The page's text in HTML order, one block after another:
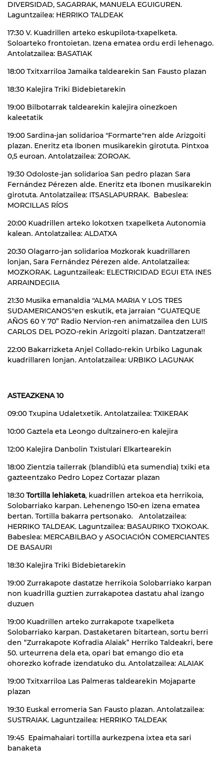
DIVERSIDAD, SAGARRAK, MANUELA EGUIGUREN.
Laguntzailea: HERRIKO TALDEAK
17:30 V. Kuadrillen arteko eskupilota-txapelketa.
Soloarteko frontoietan. Izena ematea ordu erdi lehenago.
Antolatzailea: BASATIAK
18:00 Txitxarriloa Jamaika taldearekin San Fausto plazan
18:30 Kalejira Triki Bidebietarekin
19:00 Bilbotarrak taldearekin kalejira oinezkoen
kaleetatik
19:00 Sardina-jan solidarioa "Formarte"ren alde Arizgoiti
plazan. Eneritz eta Ibonen musikarekin girotuta. Pintxoa
0,5 euroan. Antolatzailea: ZOROAK.
19:30 Odoloste-jan solidarioa San pedro plazan Sara
Fernández Pérezen alde. Eneritz eta Ibonen musikarekin
girotuta. Antolatzailea: ITSASLAPURRAK. Babeslea:
MORCILLAS RÍOS
20:00 Kuadrillen arteko lokotxen txapelketa Autonomia
kalean. Antolatzailea: ALDATXA
20:30 Olagarro-jan solidarioa Mozkorak kuadrillaren
lonjan, Sara Fernández Pérezen alde. Antolatzailea:
MOZKORAK. Laguntzaileak: ELECTRICIDAD EGUI ETA INES
ARRAINDEGIIA
21:30 Musika emanaldia "ALMA MARIA Y LOS TRES
SUDAMERICANOS"en eskutik, eta jarraian “GUATEQUE
AÑOS 60 Y 70” Radio Nervion-ren animatzailea den LUIS
CARLOS DEL POZO-rekin Arizgoiti plazan. Dantzatzera!!
22:00 Bakarrizketa Anjel Collado-rekin Urbiko Lagunak
kuadrillaren lonjan. Antolatzailea: URBIKO LAGUNAK
ASTEAZKENA 10
09:00 Txupina Udaletxetik. Antolatzailea: TXIKERAK
10:00 Gaztela eta Leongo dultzainero-en kalejira
12:00 Kalejira Danbolin Txistulari Elkartearekin
18:00 Zientzia tailerrak (blandiblú eta sumendia) txiki eta
gazteentzako Pedro Lopez Cortazar plazan
18:30 Tortilla lehiaketa, kuadrillen artekoa eta herrikoia,
Solobarriako karpan. Lehenengo 150-en izena ematea
bertan. Tortilla bakarra pertsonako. Antolatzailea:
HERRIKO TALDEAK. Laguntzailea: BASAURIKO TXOKOAK.
Babeslea: MERCABILBAO y ASOCIACIÓN COMERCIANTES
DE BASAURI
18:30 Kalejira Triki Bidebietarekin
19:00 Zurrakapote dastatze herrikoia Solobarriako karpan
non kuadrilla guztien zurrakapotea dastatu ahal izango
duzuen
19:00 Kuadrillen arteko zurrakapote txapelketa
Solobarriako karpan. Dastaketaren bitartean, sortu berri
den “Zurrakapote Kofradia Alaiak” Herriko Taldeakri, bere
50. urteurrena dela eta, opari bat emango dio eta
ohorezko kofrade izendatuko du. Antolatzailea: ALAIAK
19:00 Txitxarriloa Las Palmeras taldearekin Mojaparte
plazan
19:30 Euskal erromeria San Fausto plazan. Antolatzailea:
SUSTRAIAK. Laguntzailea: HERRIKO TALDEAK
19:45 Epaimahaiari tortilla aurkezpena ixtea eta sari
banaketa